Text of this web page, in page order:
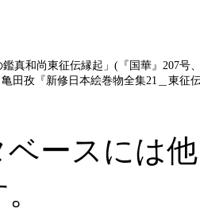
鑑真和尚東征伝縁起」(『国華』207
亀田孜『新修日本絵巻物全集21＿東征
ースには